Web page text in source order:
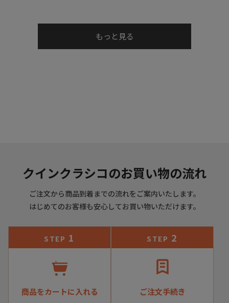
このブランドの商品一覧 >>
24596gritb
▼色
当店でしかお求めいただけないクインクラシコ別注モデル。
もっと見る
クインクラシコのお買い物の流れ
ご注文から商品到着までの流れをご案内いたします。
はじめてのお客様も安心してお買い物いただけます。
STEP 1
商品をカートに入れる
STEP 2
ご注文手続き